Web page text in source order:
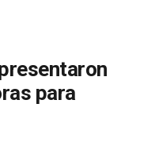
para